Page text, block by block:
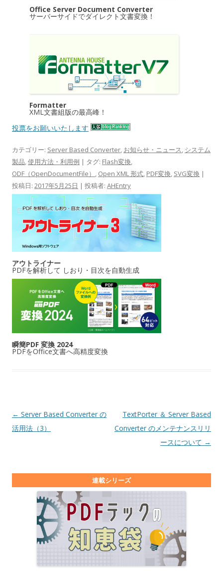
Office Server Document Converter
サーバーサイドでダイレクト文書変換！
Formatter
XML文書組版の最高峰！
投票をお願いいたします
カテゴリー: Server Based Converter, お知らせ・ニュース, システム
製品,使用方法・利用例 | タグ: Flash変換,
ODF（OpenDocumentFile） , Open XML 形式, PDF変換, SVG変換 |
投稿日: 2017年5月25日 | 投稿者: AHEntry
アウトライナー
PDFを解析して しおり・目次を自動生成
瞬簡PDF 変換 2024
PDFをOffice文書へ高精度変換
投稿ナビゲーション
← Server Based Converter の
活用法（3）
TextPorter ＆ Server Based
Converter のメンテナンスリリ
ースについて →
連載シリーズ